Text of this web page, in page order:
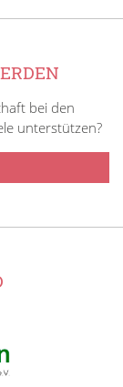
bei den
unterstützen?